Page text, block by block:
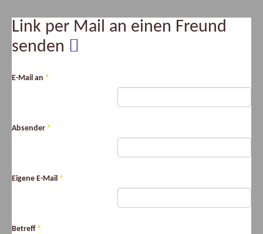
Link per Mail an einen Freund
senden
E-Mail an *
Absender *
Eigene E-Mail *
Betreff*